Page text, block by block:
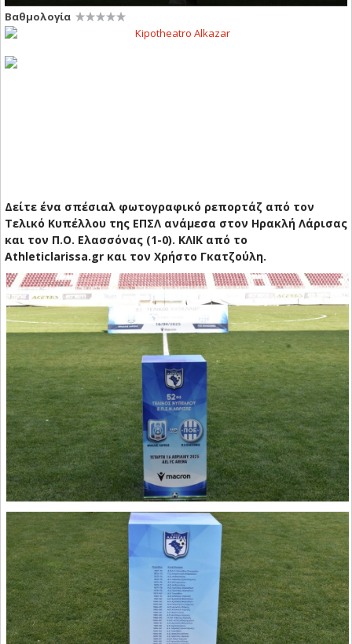
Βαθμολογία
Δείτε ένα σπέσιαλ φωτογραφικό ρεπορτάζ από τον
Τελικό Κυπέλλου της ΕΠΣΛ ανάμεσα στον Ηρακλή Λάρισας
και τον Π.Ο. Ελασσόνας (1-0). ΚΛΙΚ από το
Athleticlarissa.gr και τον Χρήστο Γκατζούλη.